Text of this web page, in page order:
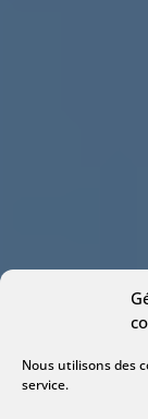
Nous utilisons des
service.